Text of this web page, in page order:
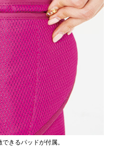
きるパッドが付属。